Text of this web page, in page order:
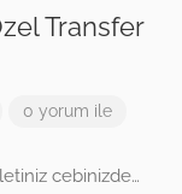
Transfer
0 yorum ile
cebinizde…